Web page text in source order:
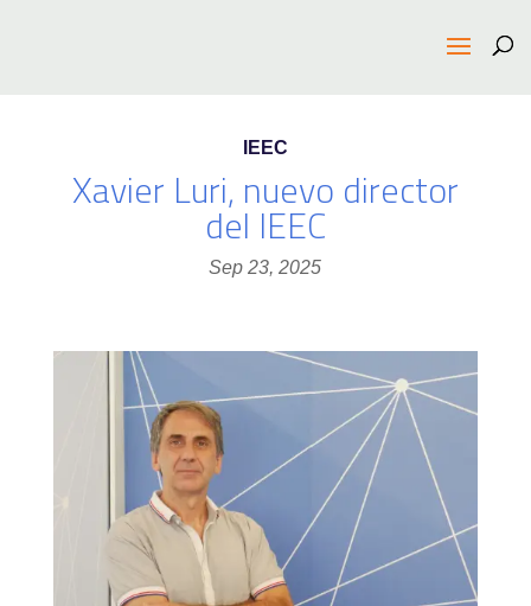
IEEC
Xavier Luri, nuevo director
del IEEC
Sep 23, 2025